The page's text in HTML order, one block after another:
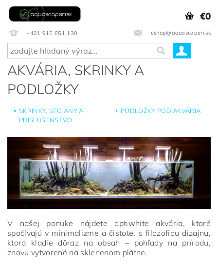
+421 915 651 130 eshop@aquascaperi.sk
€0
AKVÁRIA, SKRINKY A
PODLOŽKY
SKRINKY, STOJANY A
PRÍSLUŠENSTVO
PODLOŽKY POD AKVÁRIA
V našej ponuke nájdete optiwhite akvária, ktoré
spočívajú v minimalizme a čistote, s filozofiou dizajnu,
ktorá kladie dôraz na obsah – pohľady na prírodu,
znovu vytvorené na sklenenom plátne.